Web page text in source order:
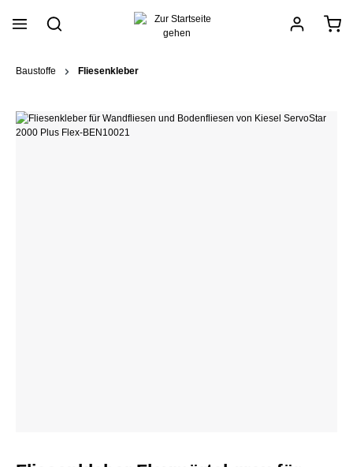
springen
Baustoffe Fliesenkleber